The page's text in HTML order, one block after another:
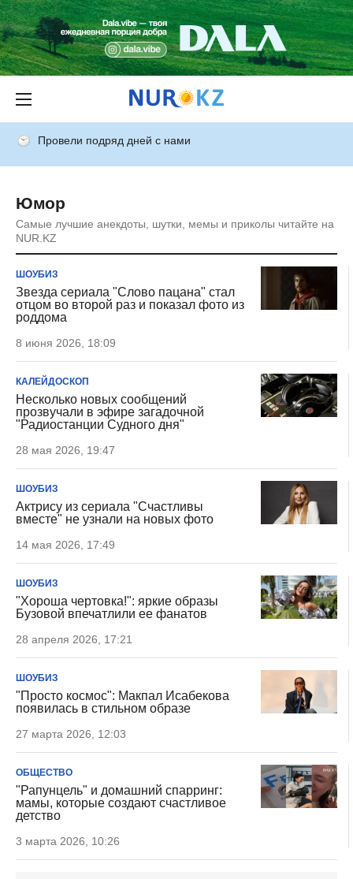
Провели подряд дней с нами
Юмор
Самые лучшие анекдоты, шутки, мемы и приколы читайте на
NUR.KZ
ШОУБИЗ
Звезда сериала "Слово пацана" стал
отцом во второй раз и показал фото из
роддома
8 июня 2026, 18:09
КАЛЕЙДОСКОП
Несколько новых сообщений
прозвучали в эфире загадочной
"Радиостанции Судного дня"
28 мая 2026, 19:47
ШОУБИЗ
Актрису из сериала "Счастливы
вместе" не узнали на новых фото
14 мая 2026, 17:49
ШОУБИЗ
"Хороша чертовка!": яркие образы
Бузовой впечатлили ее фанатов
28 апреля 2026, 17:21
ШОУБИЗ
"Просто космос": Макпал Исабекова
появилась в стильном образе
27 марта 2026, 12:03
ОБЩЕСТВО
"Рапунцель" и домашний спарринг:
мамы, которые создают счастливое
детство
3 марта 2026, 10:26